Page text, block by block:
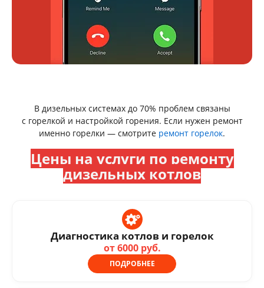
В дизельных системах до 70% проблем связаны
с горелкой и настройкой горения. Если нужен ремонт
именно горелки — смотрите ремонт горелок.
Цены на услуги по ремонту
дизельных котлов
Диагностика котлов и горелок
от 6000 руб.
ПОДРОБНЕЕ